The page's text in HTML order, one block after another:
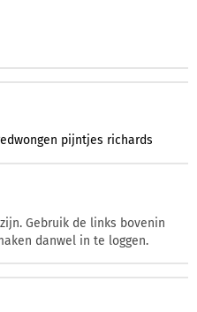
pijntjes richards
Gebruik de links bovenin
danwel in te loggen.